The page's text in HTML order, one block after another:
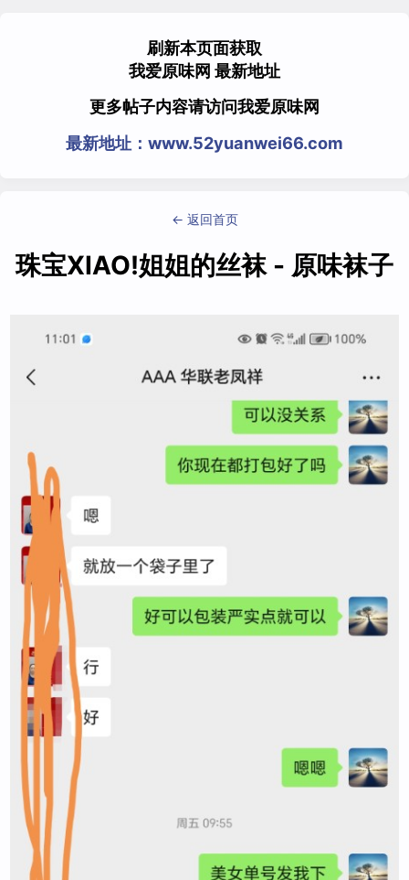
刷新本页面获取
我爱原味网 最新地址
更多帖子内容请访问我爱原味网
最新地址：www.52yuanwei66.com
← 返回首页
珠宝XIAO!姐姐的丝袜 - 原味袜子